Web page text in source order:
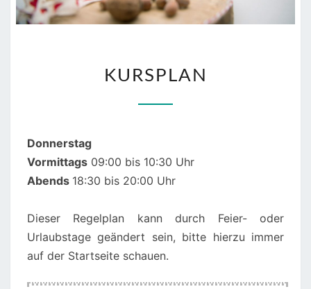
KURSPLAN
Donnerstag
Vormittags 09:00 bis 10:30 Uhr
Abends 18:30 bis 20:00 Uhr
Dieser Regelplan kann durch Feier- oder
Urlaubstage geändert sein, bitte hierzu immer
auf der Startseite schauen.